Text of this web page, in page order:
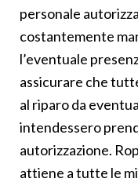
personale
costantemente
l’eventuale
assicurare che
al riparo da
intendessero
autorizzazione.
attiene a tutte le